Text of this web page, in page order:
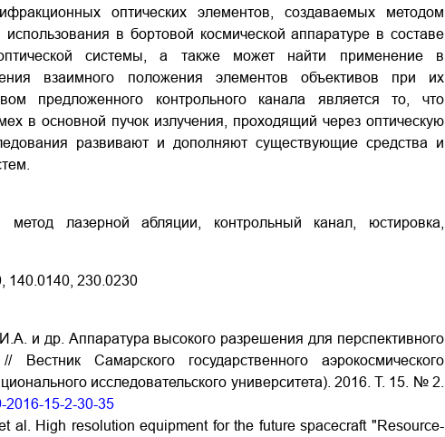
оптических элементов, создаваемых методом
в бортовой космической аппаратуре в составе
системы, а также может найти применение в
взаимного положения элементов объективов при их
предложенного контрольного канала является то, что
в основной пучок излучения, проходящий через оптическую
развивают и дополняют существующие средства и
метод лазерной абляции, контрольный канал, юстировка,
140.0140, 230.0230
и др. Аппаратура высокого разрешения для перспективного
Самарского государственного аэрокосмического
исследовательского университета). 2016. Т. 15. № 2.
2016-15-2-30-35
al. High resolution equipment for the future spacecraft "Resource-